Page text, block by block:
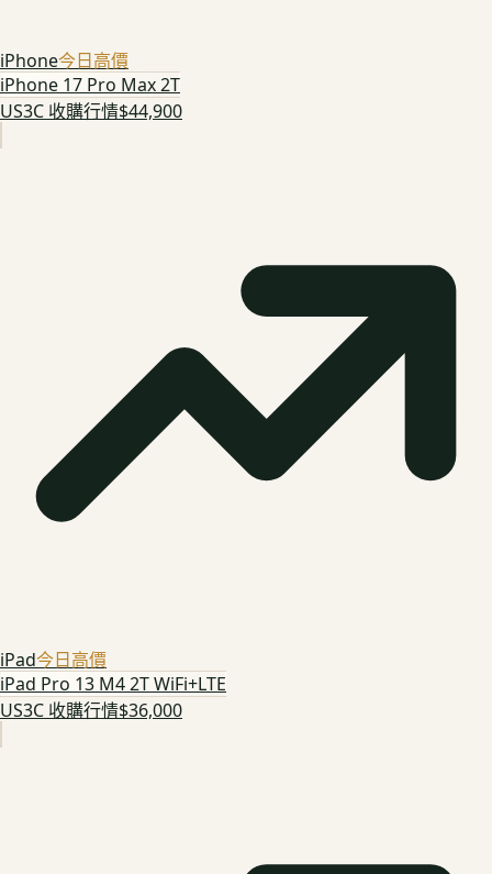
iPhone今日高價
iPhone 17 Pro Max 2T
US3C 收購行情$44,900
iPad今日高價
iPad Pro 13 M4 2T WiFi+LTE
US3C 收購行情$36,000